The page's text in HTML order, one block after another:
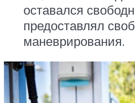
оставался
предоставлял
маневрирования.